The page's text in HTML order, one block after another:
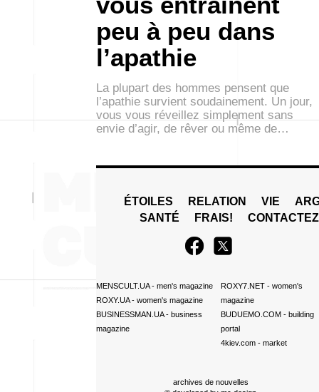
peu à peu dans
l’apathie
La plupart des hommes pensent que
l’apathie survient soudainement. Un jour,
vous vous réveillez simplement sans
envie d’agir, de rêver ou même de…
ÉTOILES RELATION VIE
SANTÉ
FRAIS!
MENSCULT.UA- men's magazine
ROXY.UA- women's magazine
BUSINESSMAN.UA- business
magazine
ROXY7.NET- women's
magazine
BUDUEMO.COM- building
portal
4kiev.com- market
archives de nouvelles